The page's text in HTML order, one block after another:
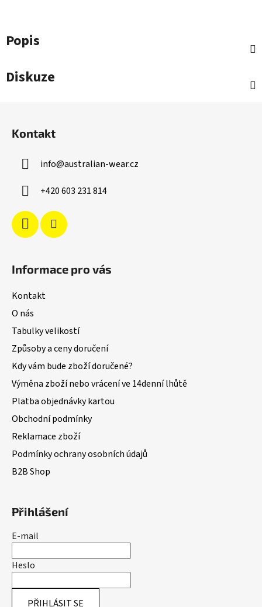
Popis
Diskuze
Kontakt
info@australian-wear.cz
+420 603 231 814
Informace pro vás
Kontakt
O nás
Tabulky velikostí
Způsoby a ceny doručení
Kdy vám bude zboží doručené?
Výměna zboží nebo vrácení ve 14denní lhůtě
Platba objednávky kartou
Obchodní podmínky
Reklamace zboží
Podmínky ochrany osobních údajů
B2B Shop
Přihlášení
E-mail
Heslo
PŘIHLÁSIT SE